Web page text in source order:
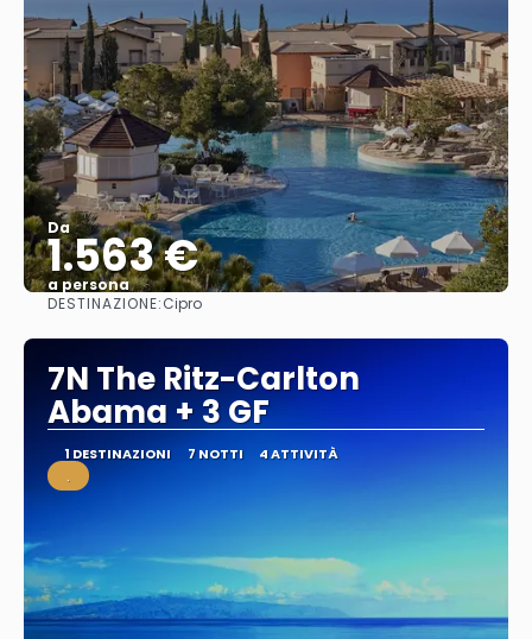
Da
1.563 €
a persona
DESTINAZIONE:Cipro
7N The Ritz-Carlton
Abama + 3 GF
1 DESTINAZIONI 7 NOTTI 4 ATTIVITÀ
.